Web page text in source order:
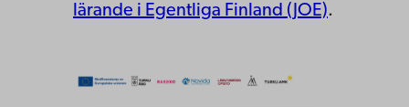
lärande i Egentliga Finland (JOE).